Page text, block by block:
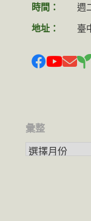
時間： 週
地址： 臺
彙整
彙整